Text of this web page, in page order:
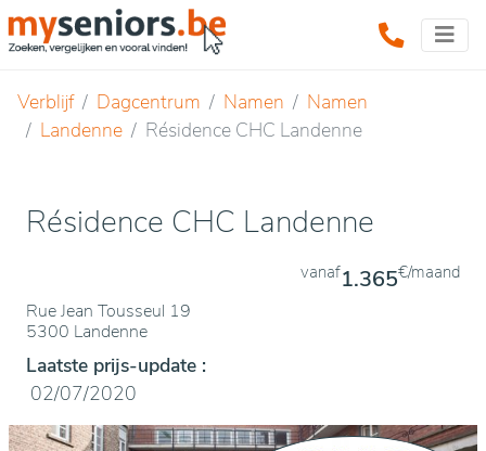
Verblijf Dagcentrum Namen
Namen
Landenne
Résidence CHC Landenne
Résidence CHC Landenne
Rue Jean Tousseul 19
5300 Landenne
vanaf1.365€/maand
Laatste prijs-update :
02/07/2020